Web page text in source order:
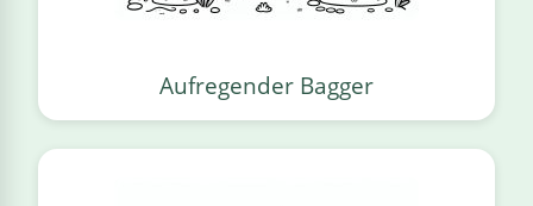
Aufregender Bagger